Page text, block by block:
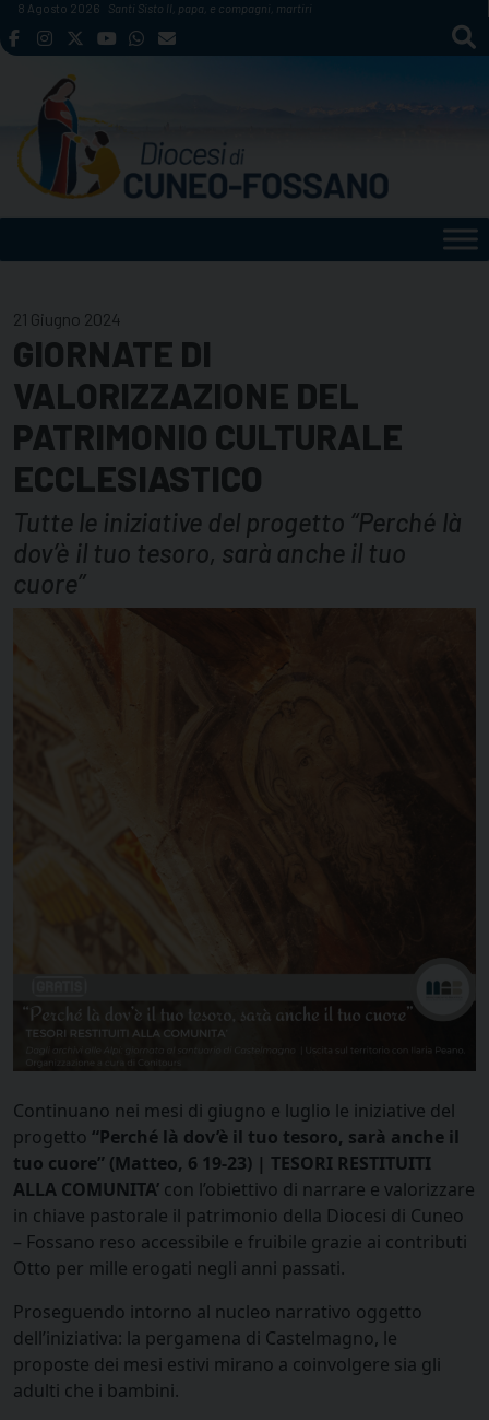
Skip
to
8 Agosto 2026 Santi Sisto II, papa, e compagni, martiri
21 Giugno 2024
GIORNATE DI
VALORIZZAZIONE DEL
PATRIMONIO CULTURALE
ECCLESIASTICO
Tutte le iniziative del progetto “Perché là
dov’è il tuo tesoro, sarà anche il tuo
cuore”
Continuano nei mesi di giugno e luglio le iniziative del
progetto “Perché là dov’è il tuo tesoro, sarà anche il
tuo cuore” (Matteo, 6 19-23) | TESORI RESTITUITI
ALLA COMUNITA’ con l’obiettivo di narrare e valorizzare
in chiave pastorale il patrimonio della Diocesi di Cuneo
– Fossano reso accessibile e fruibile grazie ai contributi
Otto per mille erogati negli anni passati.
Proseguendo intorno al nucleo narrativo oggetto
dell’iniziativa: la pergamena di Castelmagno, le
proposte dei mesi estivi mirano a coinvolgere sia gli
adulti che i bambini.